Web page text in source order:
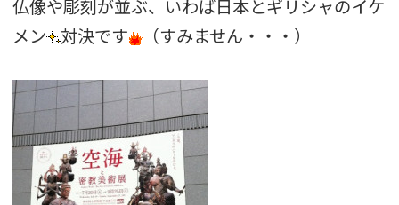
仏像や彫刻が並ぶ、いわば日本とギリシャのイケ
メン 対決です （すみません・・・）